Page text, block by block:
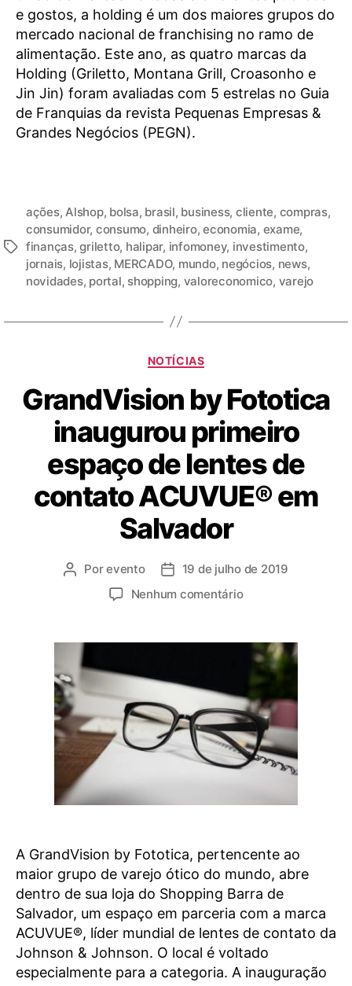
e gostos, a holding é um dos maiores grupos do
mercado nacional de franchising no ramo de
alimentação. Este ano, as quatro marcas da
Holding (Griletto, Montana Grill, Croasonho e
Jin Jin) foram avaliadas com 5 estrelas no Guia
de Franquias da revista Pequenas Empresas &
Grandes Negócios (PEGN).
ações,Alshop, bolsa, brasil, business, cliente, compras,
consumidor, consumo, dinheiro,economia, exame,
finanças,griletto, halipar, infomoney, investimento,
jornais, lojistas, MERCADO, mundo, negócios, news,
novidades, portal, shopping, valoreconomico, varejo
NOTÍCIAS
GrandVision by Fototica
inaugurou primeiro
espaço de lentes de
contato ACUVUE® em
Salvador
Porevento
19 de julho de 2019
Nenhum comentário
A GrandVision by Fototica, pertencente ao
maior grupo de varejo ótico do mundo, abre
dentro de sua loja do Shopping Barra de
Salvador, um espaço em parceria com a marca
ACUVUE®, líder mundial de lentes de contato da
Johnson & Johnson. O local é voltado
especialmente para a categoria. A inauguração